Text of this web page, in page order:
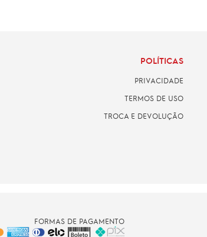
POLÍTICAS
PRIVACIDADE
TERMOS DE USO
TROCA E DEVOLUÇÃO
FORMAS DE PAGAMENTO